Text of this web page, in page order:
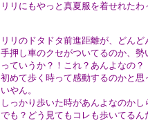
リリにもやっと真夏服を着せれた
リリのドタドタ前進距離が、どん
手押し車のクセがついてるのか、
っていうか？！これ？あんよなの？
初めて歩く時って感動するのかと
いやん。
しっかり歩いた時があんよなのかし
でも？どう見てもコレも歩いてる